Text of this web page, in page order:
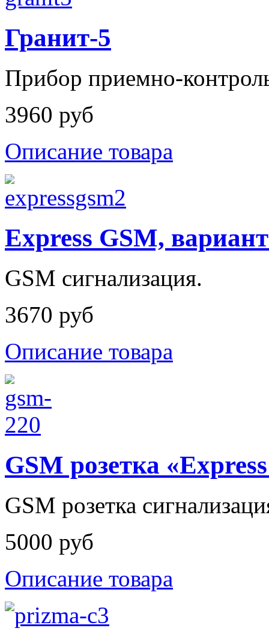
Гранит-5
Прибор приемно-
3960 руб
Описание товара
Express GSM,
GSM сигнализация.
3670 руб
Описание товара
GSM розетка
GSM розетка
5000 руб
Описание товара